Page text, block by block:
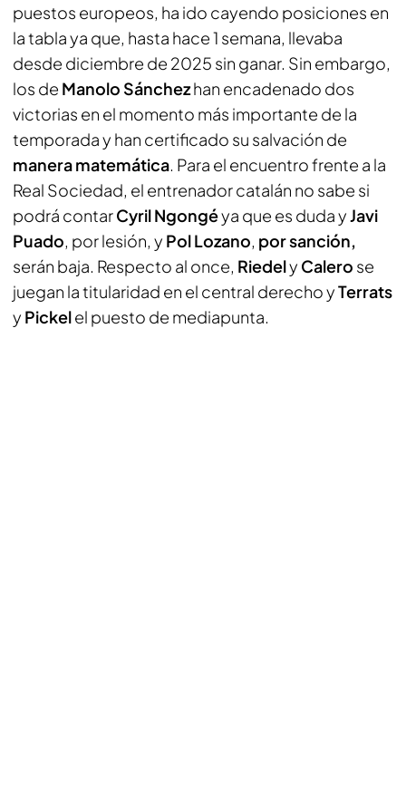
puestos europeos, ha ido cayendo posiciones en
la tabla ya que, hasta hace 1 semana, llevaba
desde diciembre de 2025 sin ganar. Sin embargo,
los de Manolo Sánchezhan encadenado dos
victorias en el momento más importante de la
temporada y han certificado su salvación de
manera matemática. Para el encuentro frente a la
Real Sociedad, el entrenador catalán no sabe si
podrá contarCyril Ngongéya que es duda yJavi
Puado, por lesión, y Pol Lozano, por sanción,
serán baja. Respecto al once, Riedely Calero se
juegan la titularidad en el central derecho yTerrats
y Pickelel puesto de mediapunta.